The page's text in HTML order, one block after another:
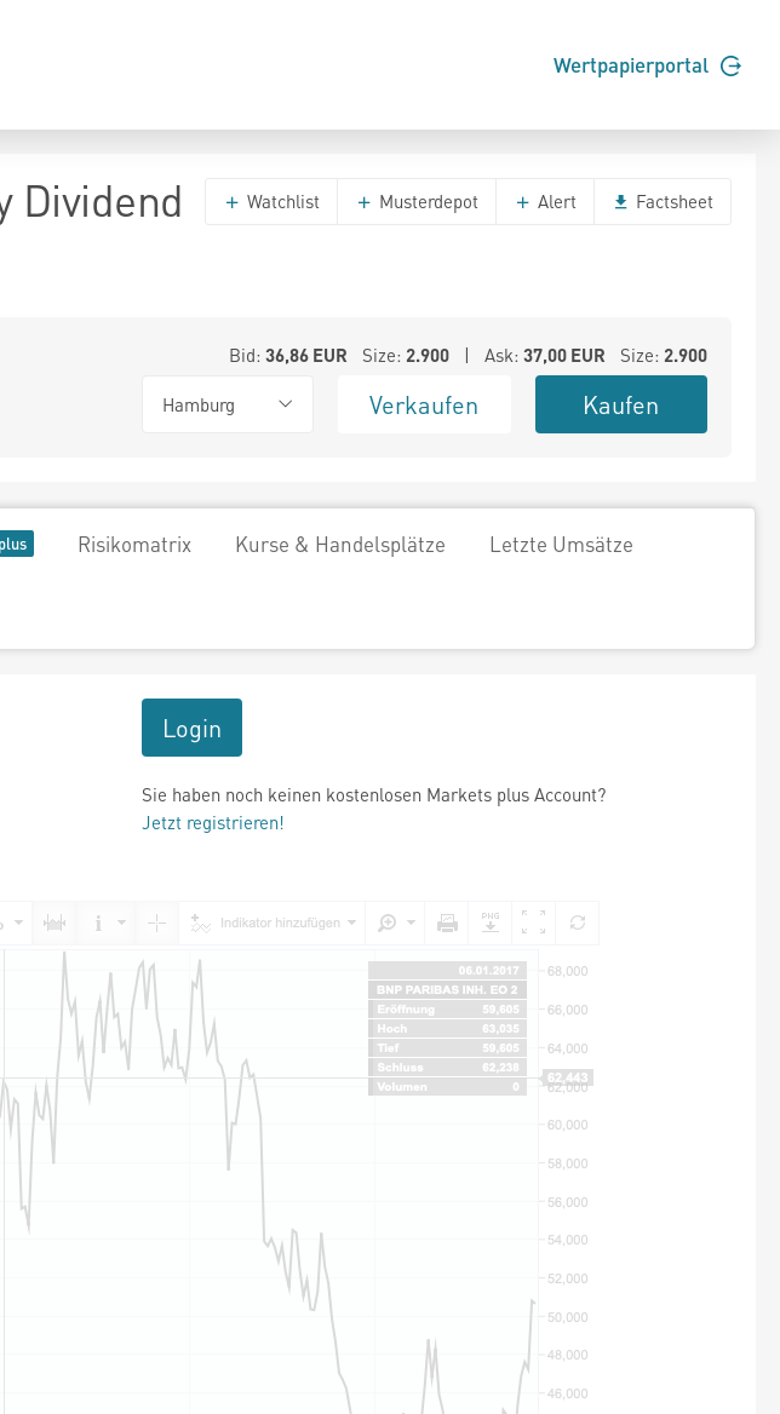
Wertpapierportal
Dividend Watchlist Musterdepot Alert Factsheet
Bid: 36,86EUR Size: 2.900| Ask: 37,00EUR Size: 2.900
Hamburg Verkaufen Kaufen
Risikomatrix Kurse & Handelsplätze Letzte Umsätze
Login
Sie haben noch keinen kostenlosen Markets plus Account?
Jetzt registrieren!